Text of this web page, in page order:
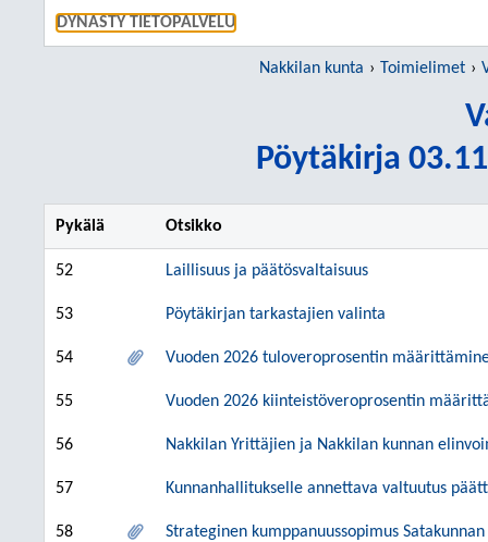
DYNASTY TIETOPALVELU
Nakkilan kunta Toimielimet
Pöytäkirja
Pykälä Otsikko
52 Laillisuus ja päätösvaltaisuus
53 Pöytäkirjan tarkastajien valinta
54 Vuoden 2026 tuloveroprosentin
55 Vuoden 2026 kiinteistöveroprosentin
56 Nakkilan Yrittäjien ja Nakkilan kunnan
57 Kunnanhallitukselle annettava valtuutus
58 Strateginen kumppanuussopimus